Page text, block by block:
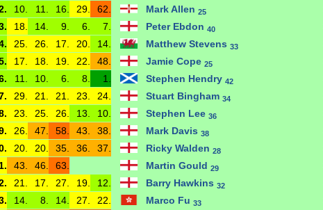
10. 11. 16. 29. 62. Mark Allen 25
18. 14. 9. 6. 7. Peter Ebdon 40
25. 26. 17. 20. 14. Matthew Stevens 33
17. 18. 19. 22. 48. Jamie Cope 25
11. 10. 6. 8. 1. Stephen Hendry 42
29. 21. 21. 23. 24. Stuart Bingham 34
23. 25. 26. 13. 10. Stephen Lee 36
26. 47. 58. 43. 38. Mark Davis 38
20. 20. 35. 36. 37. Ricky Walden 28
43. 46. 63. Martin Gould 29
21. 17. 27. 19. 12. Barry Hawkins 32
14. 8. 14. 27. 22. Marco Fu 33